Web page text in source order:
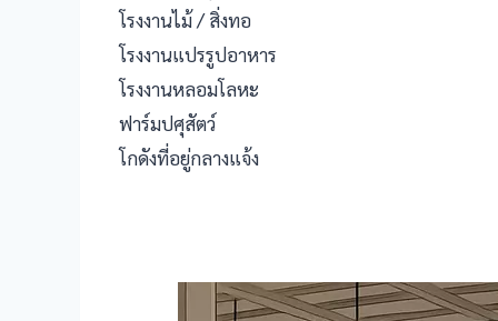
โรงงานไม้ / สิ่งทอ
โรงงานแปรรูปอาหาร
โรงงานหลอมโลหะ
ฟาร์มปศุสัตว์
โกดังที่อยู่กลางแจ้ง